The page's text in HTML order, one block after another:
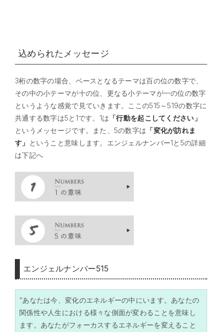
込められたメッセージ
3桁の数字の場合、ベースとなるテーマは百の位の数字で、
その中の小テーマが十の位、更なる小テーマが一の位の数字
というような感覚で見ていきます。ここの515～519の数字に
共通する数字は5と1です。1は 「行動を起こしてください」
というメッセージです。また、5の数字は 「変化が訪れま
す」 ということ意味します。エンジェルナンバー1と5の詳細
は下記へ
エンジェルナンバー515
“あなたは今、変化のエネルギーの中にいます。あなたの
関係性や人生における様々な側面が変わることを意味し
ます。あなたがフォーカスするエネルギーを変えること